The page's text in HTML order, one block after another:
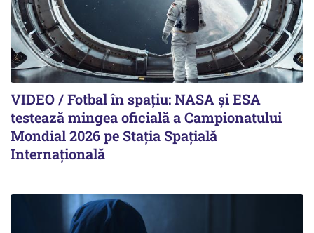
VIDEO / Fotbal în spațiu: NASA și ESA
testează mingea oficială a Campionatului
Mondial 2026 pe Staţia Spaţială
Internaţională